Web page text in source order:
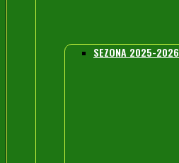
SEZONA 2025-2026